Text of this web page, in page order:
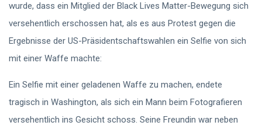
wurde, dass ein Mitglied der Black Lives Matter-Bewegung sich
versehentlich erschossen hat, als es aus Protest gegen die
Ergebnisse der US-Präsidentschaftswahlen ein Selfie von sich
mit einer Waffe machte:
Ein Selfie mit einer geladenen Waffe zu machen, endete
tragisch in Washington, als sich ein Mann beim Fotografieren
versehentlich ins Gesicht schoss. Seine Freundin war neben